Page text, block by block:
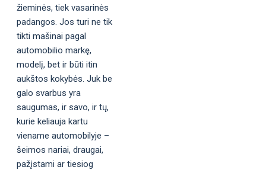
žieminės, tiek vasarinės
padangos. Jos turi ne tik
tikti mašinai pagal
automobilio markę,
modelį, bet ir būti itin
aukštos kokybės. Juk be
galo svarbus yra
saugumas, ir savo, ir tų,
kurie keliauja kartu
viename automobilyje –
šeimos nariai, draugai,
pažįstami ar tiesiog